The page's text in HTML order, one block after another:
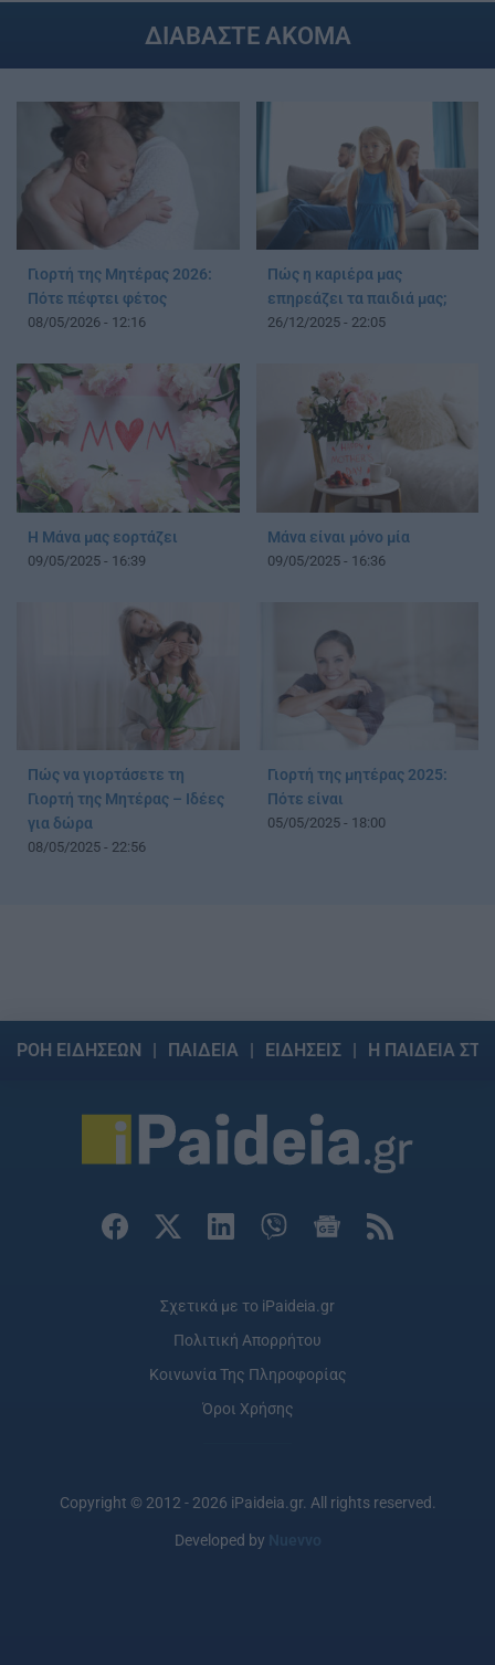
ΔΙΑΒΑΣΤΕ ΑΚΟΜΑ
Γιορτή της Μητέρας 2026:
Πότε πέφτει φέτος
08/05/2026 - 12:16
Πώς η καριέρα μας
επηρεάζει τα παιδιά μας;
26/12/2025 - 22:05
Η Μάνα μας εορτάζει
09/05/2025 - 16:39
Μάνα είναι μόνο μία
09/05/2025 - 16:36
Πώς να γιορτάσετε τη
Γιορτή της Μητέρας – Ιδέες
για δώρα
08/05/2025 - 22:56
Γιορτή της μητέρας 2025:
Πότε είναι
05/05/2025 - 18:00
ΡΟΗ ΕΙΔΗΣΕΩΝ ΠΑΙΔΕΙΑ ΕΙΔΗΣΕΙΣ Η ΠΑΙΔΕΙΑ
Σχετικά με το iPaideia.gr
Πολιτική Απορρήτου
Κοινωνία Της Πληροφορίας
Όροι Χρήσης
Copyright © 2012 - 2026 iPaideia.gr. All rights reserved.
Developed by